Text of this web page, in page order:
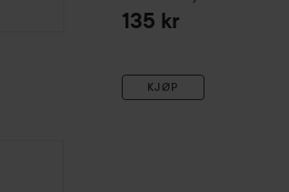
Brown Denim
135 kr
KJØP